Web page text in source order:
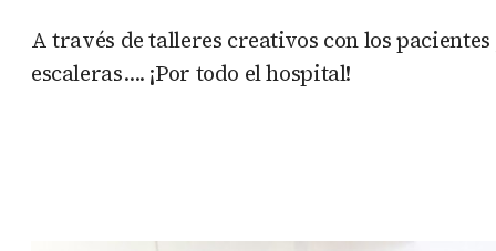
A través de talleres creativos con los
escaleras…. ¡Por todo el hospital!